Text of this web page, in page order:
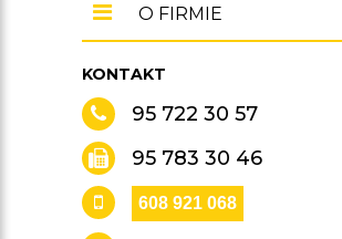
KONTAKT
95 722 30 57
95 783 30 46
608 921 068
O FIRMIE